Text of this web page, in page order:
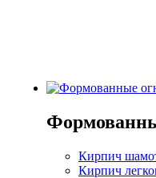
Кирпич
Кирпич